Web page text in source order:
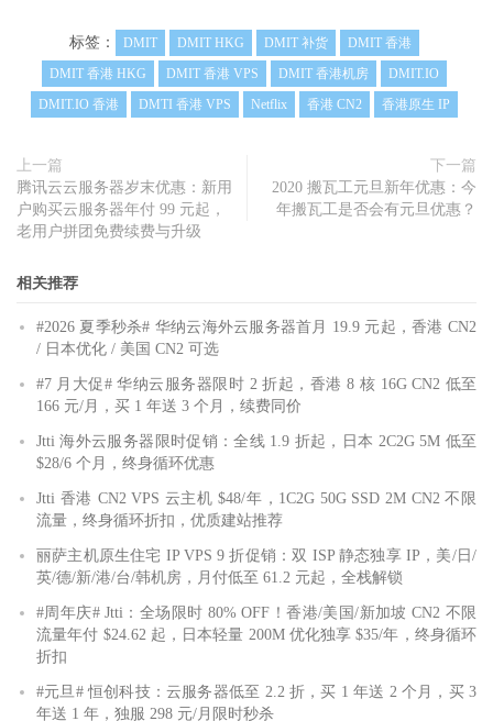
标签： DMIT DMIT HKG DMIT 补货
DMIT 香港
DMIT 香港 HKG
DMIT 香港 VPS DMIT 香港机房
DMIT.IO
DMIT.IO 香港
DMTI 香港 VPS Netflix 香港 CN2 香港原生 IP
上一篇
腾讯云云服务器岁末优惠：新用
户购买云服务器年付 99 元起，
老用户拼团免费续费与升级
下一篇
2020 搬瓦工元旦新年优惠：今
年搬瓦工是否会有元旦优惠？
相关推荐
#2026 夏季秒杀# 华纳云海外云服务器首月 19.9 元起，香港 CN2
/ 日本优化 / 美国 CN2 可选
#7 月大促# 华纳云服务器限时 2 折起，香港 8 核 16G CN2 低至
166 元/月，买 1 年送 3 个月，续费同价
Jtti 海外云服务器限时促销：全线 1.9 折起，日本 2C2G 5M 低至
$28/6 个月，终身循环优惠
Jtti 香港 CN2 VPS 云主机 $48/年，1C2G 50G SSD 2M CN2 不限
流量，终身循环折扣，优质建站推荐
丽萨主机原生住宅 IP VPS 9 折促销：双 ISP 静态独享 IP，美/日/
英/德/新/港/台/韩机房，月付低至 61.2 元起，全栈解锁
#周年庆# Jtti：全场限时 80% OFF！香港/美国/新加坡 CN2 不限
流量年付 $24.62 起，日本轻量 200M 优化独享 $35/年，终身循环
折扣
#元旦# 恒创科技：云服务器低至 2.2 折，买 1 年送 2 个月，买 3
年送 1 年，独服 298 元/月限时秒杀